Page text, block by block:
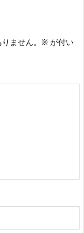
ません。 ※ が付い